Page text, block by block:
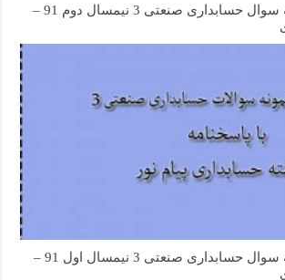
دانلود رایگان نمونه سوال حسابداری صنعتی 3 نیمسال دوم 91 –
دانلود رایگان نمونه سوال حسابداری صنعتی 3 نیمسال اول 91 –